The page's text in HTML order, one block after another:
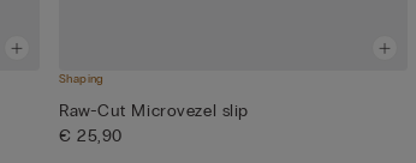
Shaping
Raw-Cut Microvezel slip
€ 25,90